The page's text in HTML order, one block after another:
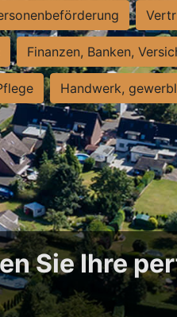
Finanzen, Banken,
Handwerk,
Sie Ihre